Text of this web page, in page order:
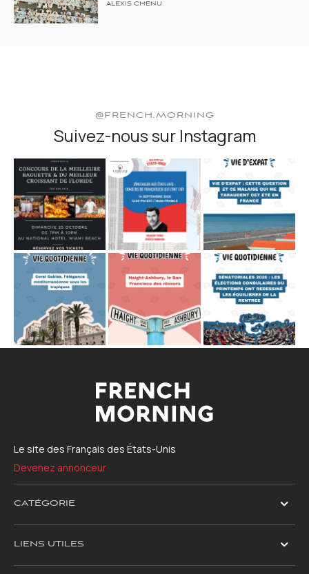
ALEXIS CHENU
@FRENCH.MORNING
Suivez-nous sur Instagram
Le site des Français des États-Unis
Devenez annonceur
CATÉGORIE
LIENS UTILES